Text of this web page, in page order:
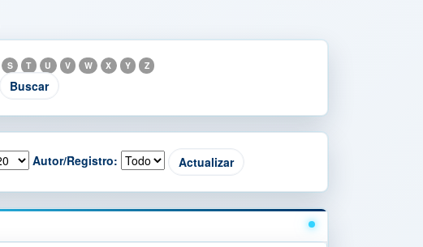
S T U V W X Y Z
Autor/Registro: